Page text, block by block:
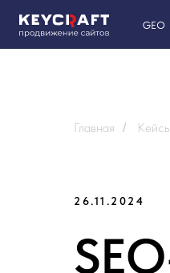
GEO
Главная / Кейсы
26.11.2024